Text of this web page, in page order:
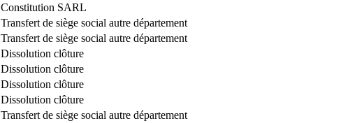
Constitution SARL
Transfert de siège social autre département
Transfert de siège social autre département
Dissolution clôture
Dissolution clôture
Dissolution clôture
Dissolution clôture
Transfert de siège social autre département